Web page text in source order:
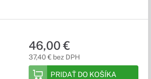
46,00 €
37,40 € bez DPH
PRIDAŤ DO KOŠÍKA